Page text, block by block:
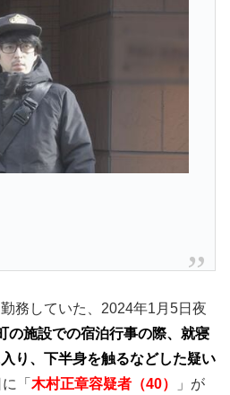
務していた、2024年1月5日夜
の施設での宿泊行事の際、就寝
り、下半身を触るなどした疑い
「 木村正章容疑者（40）
」が